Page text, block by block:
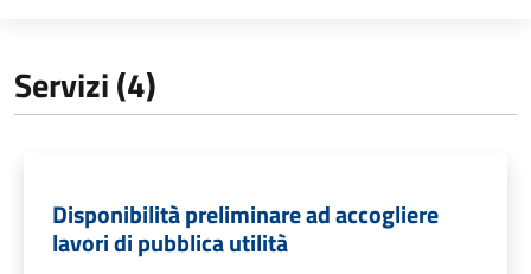
Servizi (4)
Disponibilità preliminare ad accogliere
lavori di pubblica utilità